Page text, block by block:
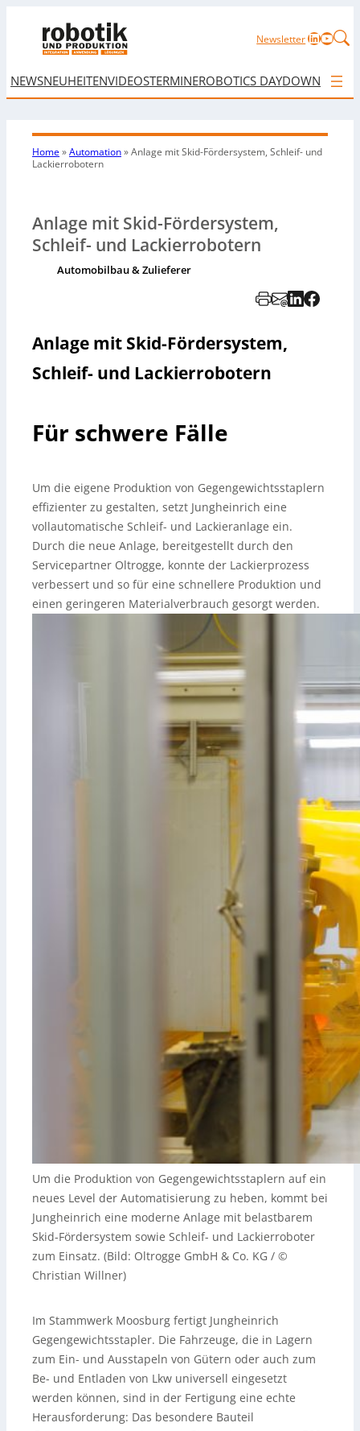
NewsletterLinkedIn
NEWSNEUHEITENVIDEOSTERMINEROBOTICS DAYDOWNLOAD
Home»Automation»Anlage mit Skid-Fördersystem, Schleif- und
Lackierrobotern
Anlage mit Skid-Fördersystem,
Schleif- und Lackierrobotern
Automobilbau & Zulieferer
Anlage mit Skid-Fördersystem,
Schleif- und Lackierrobotern
Für schwere Fälle
Um die eigene Produktion von Gegengewichtsstaplern
effizienter zu gestalten, setzt Jungheinrich eine
vollautomatische Schleif- und Lackieranlage ein.
Durch die neue Anlage, bereitgestellt durch den
Servicepartner Oltrogge, konnte der Lackierprozess
verbessert und so für eine schnellere Produktion und
einen geringeren Materialverbrauch gesorgt werden.
Um die Produktion von Gegengewichtsstaplern auf ein
neues Level der Automatisierung zu heben, kommt bei
Jungheinrich eine moderne Anlage mit belastbarem
Skid-Fördersystem sowie Schleif- und Lackierroboter
zum Einsatz. (Bild: Oltrogge GmbH & Co. KG / ©
Christian Willner)
Im Stammwerk Moosburg fertigt Jungheinrich
Gegengewichtsstapler. Die Fahrzeuge, die in Lagern
zum Ein- und Ausstapeln von Gütern oder auch zum
Be- und Entladen von Lkw universell eingesetzt
werden können, sind in der Fertigung eine echte
Herausforderung: Das besondere Bauteil